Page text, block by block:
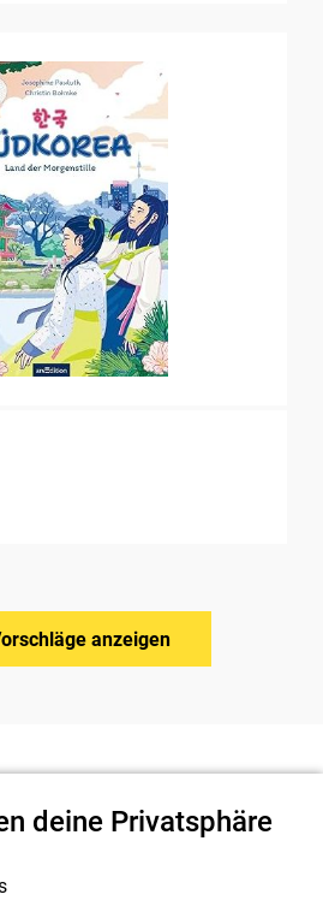
anzeigen
deine Privatsphäre